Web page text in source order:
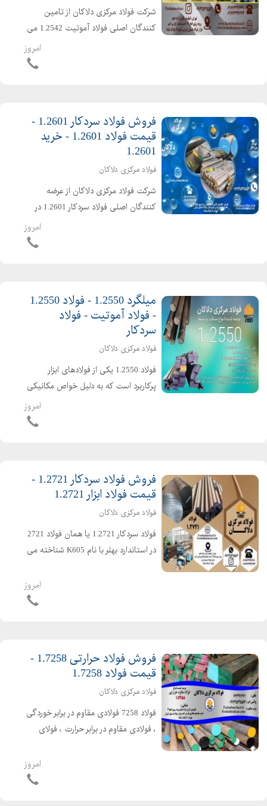
شرکت فولاد مرکزی دلاکان از تامین
کنندگان اصلی فولاد آموتیت 1.2542 می
امروز
فروش فولاد سردکار 1.2601 -
قیمت فولاد 1.2601 - خرید
1.2601
فولاد مرکزی دلاکان
شرکت فولاد مرکزی دلاکان از عرضه
کنندگان اصلی فولاد سردکار 1.2601 در
بازار فولاد و استیل ایران می باشد. فولاد
1.2601 از خانواده فولادهای ابزاری سردکار
امروز
میلگرد 1.2550 - فولاد 1.2550
- فولاد آموتیت - فولاد
سردکار
فولاد مرکزی دلاکان
فولاد 1.2550 یکی از فولادهای ابزار
پرکاربرد است که به دلیل خواص مکانیکی
و شیمیایی خاص خود، در ساخت ابزارهای
برشی و قالبسازی به کار میرود. این فولاد
امروز
فروش فولاد سردکار 1.2721 -
قیمت فولاد ابزار 1.2721
فولاد مرکزی دلاکان
فولاد سردکار 1.2721 یا همان فولاد 2721
در استاندارد بهلر با نام K605 شناخته می
در جهان است و با استانداردهای مختلفی
شناخته می شود. در استاندارد DIN آلمان
امروز
فروش فولاد حرارتی 1.7258 -
قیمت فولاد 1.7258
فولاد مرکزی دلاکان
فولاد 7258 فولادی مقاوم در برابر خوردگی
، فولادی مقاوم در برابر حرارت ، فولای
در ساخت انواع بولیرها و ساخت قطعات
مکانیکی صنایع پیچ و مهر سازی قطعات
امروز